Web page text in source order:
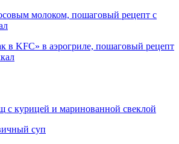
молоком, пошаговый рецепт с
в KFC» в аэрогриле, пошаговый рецепт
с курицей и маринованной свеклой
суп